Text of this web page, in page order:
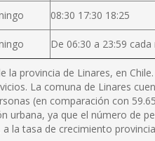
08:30 17:30 18:25
De 06:30 a 23:59
provincia de Linares, en
La comuna de Linares
(en comparación con
ya que el número de
la tasa de crecimiento